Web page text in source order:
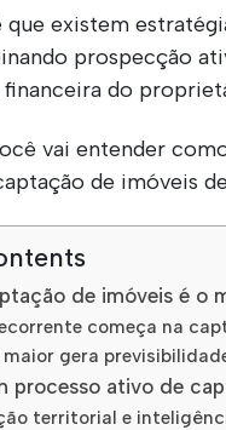
que existem
prospecção
do
vai entender
de imóveis
de imóveis é o
começa na
gera
processo ativo de
territorial e